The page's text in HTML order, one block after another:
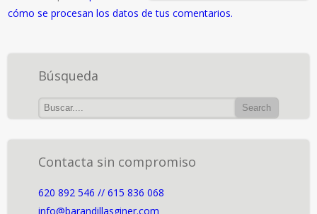
cómo se procesan los datos de tus comentarios.
Búsqueda
Contacta sin compromiso
620 892 546 // 615 836 068
info@barandillasginer.com